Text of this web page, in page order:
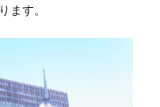
ます。